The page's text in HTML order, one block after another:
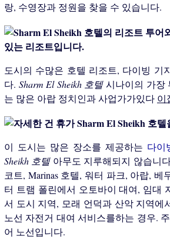
랑, 수영장과 정원을 찾을 수 있습니다.
있는 리조트입니다.
도시의 수많은 호텔 리조트, 다이빙 기
다. Sharm El Sheikh 호텔시나이의 가장
는 많은 아랍 정치인과 사업가가있다 이
이 도시는 많은 장소를 제공하는 다이
Sheikh 호텔 아무도 지루해되지 않습니
코트, Marinas 호텔, 워터 파크, 아랍,
터 트램 폴린에서 오토바이 대여, 임대
서 도시 지역, 모래 언덕과 산악 지역
노선 자전거 대여 서비스를하는 경우.
어 노선입니다.